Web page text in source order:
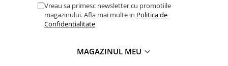
Vreau sa primesc newsletter cu promotiile
magazinului. Afla mai multe in Politica de
Confidentialitate
MAGAZINUL MEU